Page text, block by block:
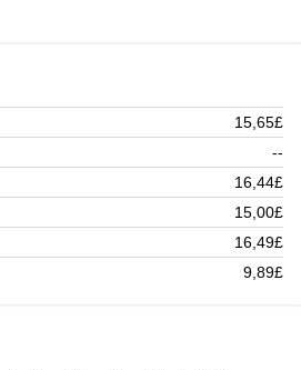
15,65£
--
16,44£
15,00£
16,49£
9,89£